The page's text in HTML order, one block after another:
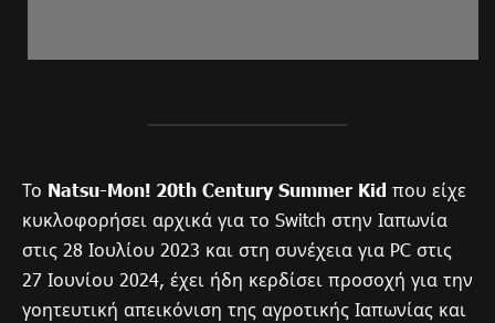
Το Natsu-Mon! 20th Century Summer Kid που είχε
κυκλοφορήσει αρχικά για το Switch στην Ιαπωνία
στις 28 Ιουλίου 2023 και στη συνέχεια για PC στις
27 Ιουνίου 2024, έχει ήδη κερδίσει προσοχή για την
γοητευτική απεικόνιση της αγροτικής Ιαπωνίας και